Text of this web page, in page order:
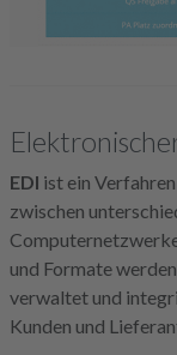
EDI ist ein
zwischen
und Formate
verwaltet und
Kunden und